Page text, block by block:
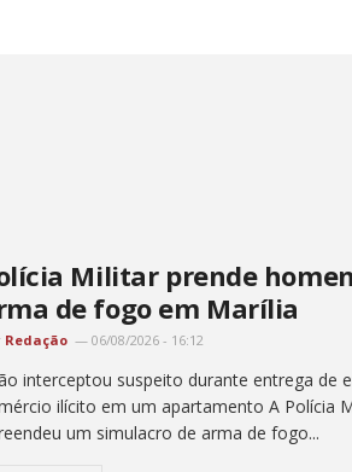
Militar prende
de fogo em Marília
Redação 06/08/2026 - 16:12
interceptou suspeito durante entrega de
ilícito em um apartamento A Polícia
um simulacro de arma de fogo...